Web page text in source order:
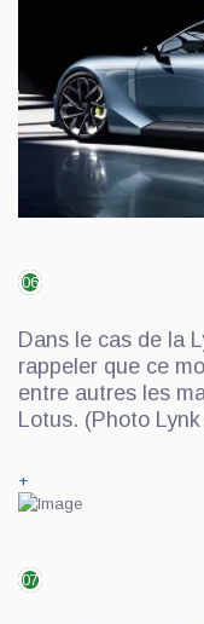
06
Dans le cas de la
rappeler que ce
entre autres les
Lotus. (Photo
+
07